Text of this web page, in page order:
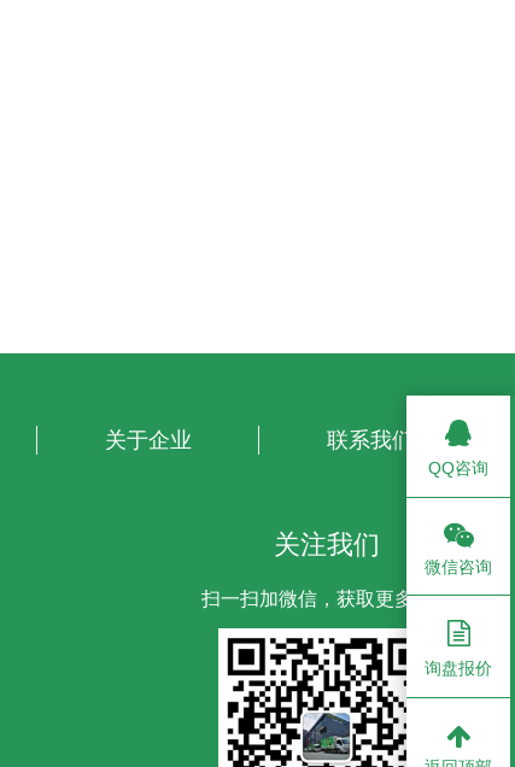
关于企业 联系我们
关注我们
扫一扫加微信，获取更多信息
QQ咨询
微信咨询
询盘报价